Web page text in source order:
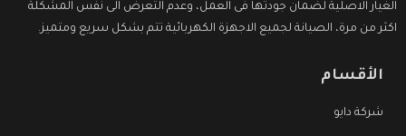
الغيار الاصلية لضمان جودتها فى العمل، وعدم التعرض الى نفس المشكلة
اكثر من مرة، الصيانة لجميع الاجهزة الكهربائية تتم بشكل سريع ومتميز.
الأقسام
شركة دايو